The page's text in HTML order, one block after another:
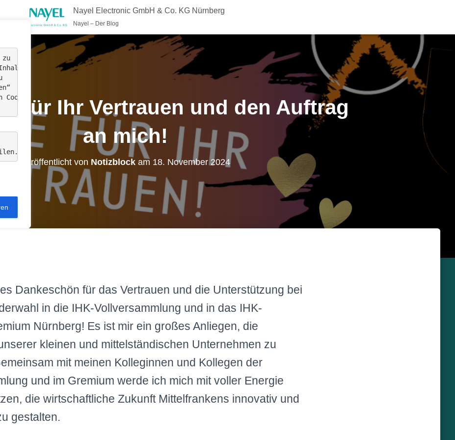
zu
Cookies
Nayel Electronic GmbH & Co. KG Nürnberg
Nayel – Der Blog
für Ihr Vertrauen und den Auftrag
an mich!
Veröffentlicht von Notizblockam 18. November 2024
Dankeschön für das Vertrauen und die Unterstützung bei
in die IHK-Vollversammlung und in das IHK-
Nürnberg! Es ist mir ein großes Anliegen, die
kleinen und mittelständischen Unternehmen zu
mit meinen Kolleginnen und Kollegen der
und im Gremium werde ich mich mit voller Energie
die wirtschaftliche Zukunft Mittelfrankens innovativ und
gestalten.